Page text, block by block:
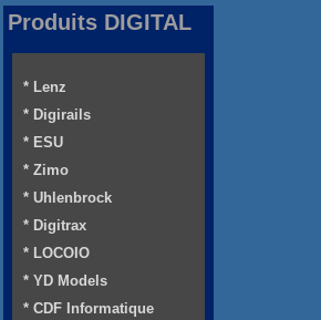
Produits DIGITAL
* Lenz
* Digirails
* ESU
* Zimo
* Uhlenbrock
* Digitrax
* LOCOIO
* YD Models
* CDF Informatique